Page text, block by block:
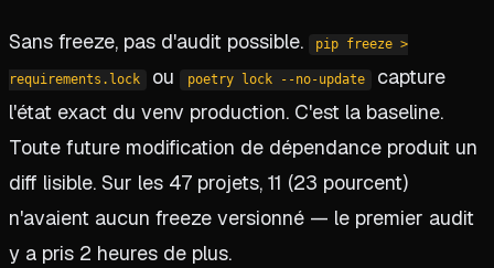
Sans freeze, pas d'audit possible. pip freeze>
requirements.lock ou poetry lock --no-update
capture
l'état exact du venv production. C'est la baseline.
Toute future modification de dépendance produit un
diff lisible. Sur les 47 projets, 11 (23 pourcent)
n'avaient aucun freeze versionné — le premier audit
y a pris 2 heures de plus.